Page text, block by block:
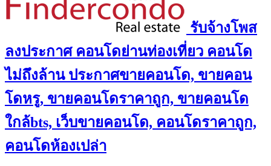
รับจ้างโพส
ลงประกาศ คอนโดย่านท่องเที่ยว คอนโด
ไม่ถึงล้าน ประกาศขายคอนโด, ขายคอน
โดหรู, ขายคอนโดราคาถูก, ขายคอนโด
ใกล้bts, เว็บขายคอนโด, คอนโดราคาถูก,
คอนโดห้องเปล่า